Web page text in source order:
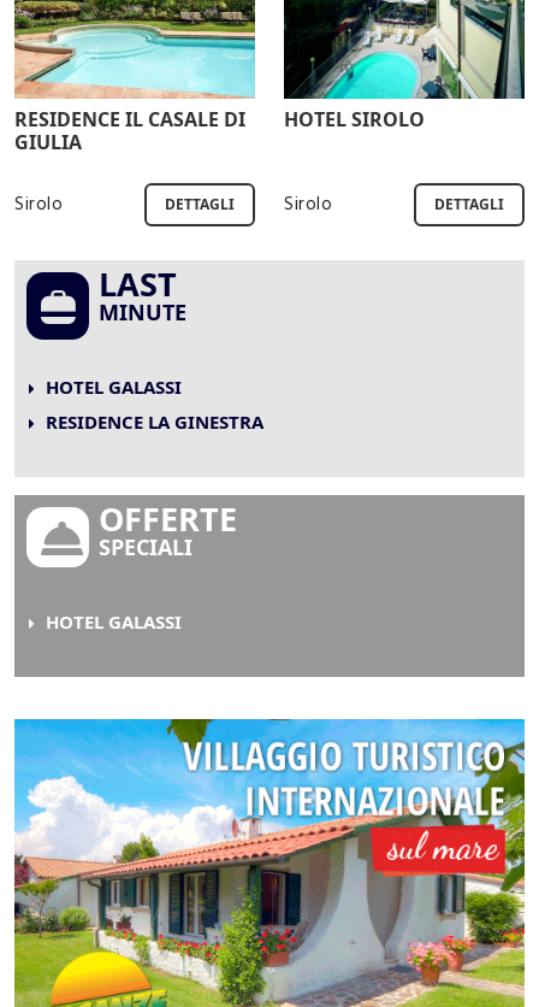
RESIDENCE IL CASALE DI
GIULIA
Sirolo DETTAGLI
HOTEL SIROLO
Sirolo DETTAGLI
LAST
MINUTE
HOTEL GALASSI
RESIDENCE LA GINESTRA
OFFERTE
SPECIALI
HOTEL GALASSI